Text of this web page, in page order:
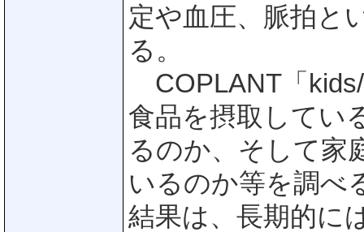
定や血圧、脈拍と
る。
COPLANT「
食品を摂取してい
るのか、そして家
いるのか等を調べ
結果は、長期的に